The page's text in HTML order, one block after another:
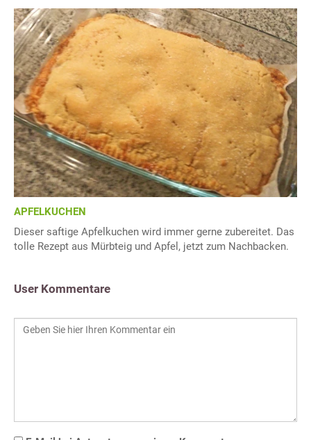
APFELKUCHEN
Dieser saftige Apfelkuchen wird immer gerne zubereitet. Das
tolle Rezept aus Mürbteig und Apfel, jetzt zum Nachbacken.
User Kommentare